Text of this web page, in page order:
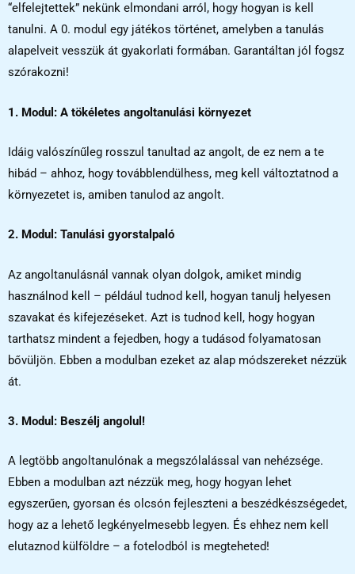
“elfelejtettek” nekünk elmondani arról, hogy hogyan is kell
tanulni. A 0. modul egy játékos történet, amelyben a tanulás
alapelveit vesszük át gyakorlati formában. Garantáltan jól fogsz
szórakozni!
1. Modul: A tökéletes angoltanulási környezet
Idáig valószínűleg rosszul tanultad az angolt, de ez nem a te
hibád – ahhoz, hogy továbblendülhess, meg kell változtatnod a
környezetet is, amiben tanulod az angolt.
2. Modul: Tanulási gyorstalpaló
Az angoltanulásnál vannak olyan dolgok, amiket mindig
használnod kell – például tudnod kell, hogyan tanulj helyesen
szavakat és kifejezéseket. Azt is tudnod kell, hogy hogyan
tarthatsz mindent a fejedben, hogy a tudásod folyamatosan
bővüljön. Ebben a modulban ezeket az alap módszereket nézzük
át.
3. Modul: Beszélj angolul!
A legtöbb angoltanulónak a megszólalással van nehézsége.
Ebben a modulban azt nézzük meg, hogy hogyan lehet
egyszerűen, gyorsan és olcsón fejleszteni a beszédkészségedet,
hogy az a lehető legkényelmesebb legyen. És ehhez nem kell
elutaznod külföldre – a fotelodból is megteheted!